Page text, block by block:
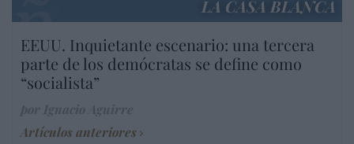
LA CASA BLANCA
EEUU. Inquietante escenario: una tercera
parte de los demócratas se define como
“socialista”
Artículos anteriores